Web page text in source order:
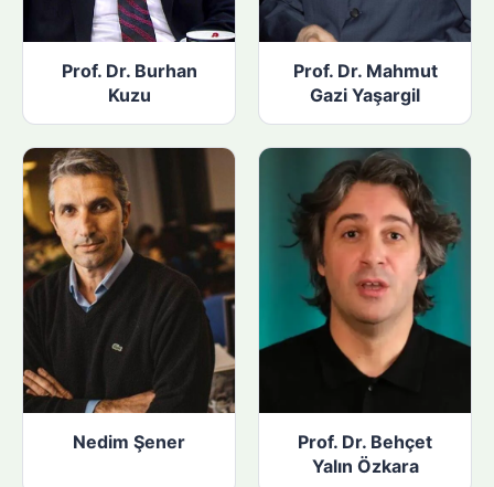
Prof. Dr. Burhan
Kuzu
Prof. Dr. Mahmut
Gazi Yaşargil
Nedim Şener
Prof. Dr. Behçet
Yalın Özkara